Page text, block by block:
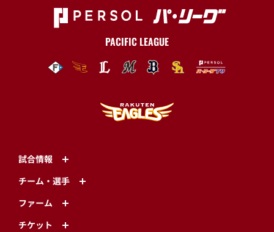
PACIFIC LEAGUE
試合情報
チーム・選手
ファーム
チケット